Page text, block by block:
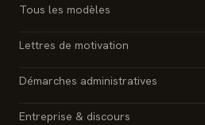
Tous les modèles
Lettres de motivation
Démarches administratives
Entreprise & discours